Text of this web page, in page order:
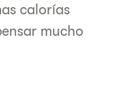
calorías
mucho